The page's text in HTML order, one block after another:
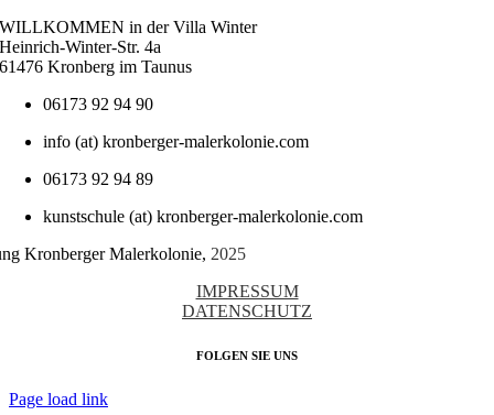
WILLKOMMEN in der Villa Winter
Heinrich-Winter-Str. 4a
61476 Kronberg im Taunus
06173 92 94 90
info (at) kronberger-malerkolonie.com
06173 92 94 89
kunstschule (at) kronberger-malerkolonie.com
Kronberger Malerkolonie, 2025
IMPRESSUM
DATENSCHUTZ
FOLGEN SIE UNS
Page load link